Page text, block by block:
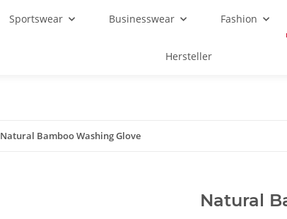
Sportswear Businesswear Fashion
Hersteller
Natural Bamboo Washing Glove
Natural